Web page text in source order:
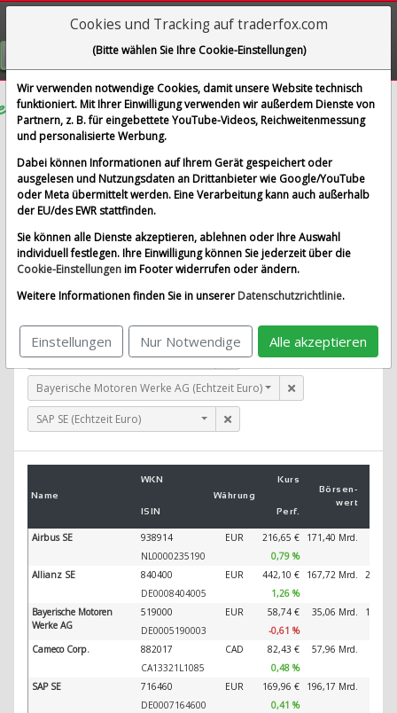
Visualizations
GRATIS REGISTRIEREN
Cameco Corp.
im Vergleich mit Airbus SE, Allianz SE, Bayerische
Motoren Werke AG und 1 weitere Aktie
Alle Aktien entfernen
Standard-Vergleich
Cameco Corp. (Echtzeit Euro)
Airbus SE (Echtzeit Euro)
Allianz SE (Echtzeit Euro)
Bayerische Motoren Werke AG (Echtzeit Euro)
SAP SE (Echtzeit Euro)
Name
WKN
Währung
Kurs
Börsen­
wert
ISIN
Perf.
Airbus SE 938914 EUR 216,65 € 171,40 Mrd.
NL0000235190
0,79 %
Allianz SE
840400 EUR 442,10 € 167,72 Mrd.
DE0008404005
1,26 %
Bayerische Motoren
Werke AG
519000 EUR 58,74 € 35,06 Mrd.
DE0005190003
-0,61 %
Cameco Corp.
882017 CAD 82,43 € 57,96 Mrd.
CA13321L1085
0,48 %
SAP SE
716460 EUR 169,96 € 196,17 Mrd.
DE0007164600
0,41 %
Cookies und Tracking auf traderfox.com
(Bitte wählen Sie Ihre Cookie-Einstellungen)
Wir verwenden notwendige Cookies, damit unsere Website technisch
funktioniert. Mit Ihrer Einwilligung verwenden wir außerdem Dienste von
Partnern, z. B. für eingebettete YouTube-Videos, Reichweitenmessung
und personalisierte Werbung.
Dabei können Informationen auf Ihrem Gerät gespeichert oder
ausgelesen und Nutzungsdaten an Drittanbieter wie Google/YouTube
oder Meta übermittelt werden. Eine Verarbeitung kann auch außerhalb
der EU/des EWR stattfinden.
Sie können alle Dienste akzeptieren, ablehnen oder Ihre Auswahl
individuell festlegen. Ihre Einwilligung können Sie jederzeit über die
Cookie-Einstellungenim Footer widerrufen oder ändern.
Weitere Informationen finden Sie in unserer Datenschutzrichtlinie.
Einstellungen Nur Notwendige Alle akzeptieren